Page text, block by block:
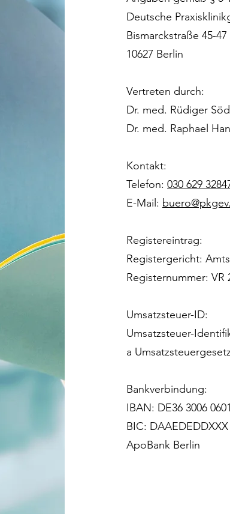
Deutsche
Bismarckstraße 45-47
10627 Berlin
Vertreten durch:
Dr. med. Rüdiger
Dr. med. Raphael
Kontakt:
Telefon: 030 629
E-Mail:
Registereintrag:
Registergericht:
Registernummer: VR
Umsatzsteuer-ID:
Umsatzsteuer-
a
Bankverbindung:
IBAN: DE36 3006
BIC: DAAEDEDDXXX
ApoBank Berlin